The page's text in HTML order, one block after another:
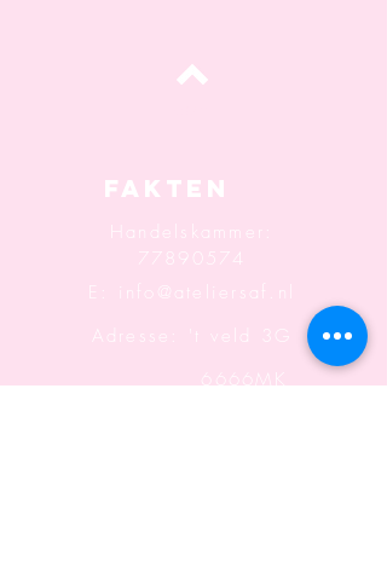
Fakten
Handelskammer:
77890574
info@ateliersaf.nl
Adresse: 't veld 3G
6666MK